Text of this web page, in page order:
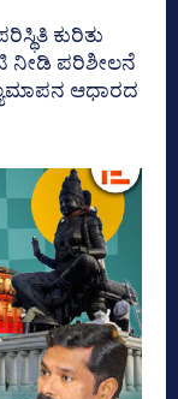
ಕುರಿತು
ನೀಡಿ ಪರಿಶೀಲನೆ
ಆಧಾರದ